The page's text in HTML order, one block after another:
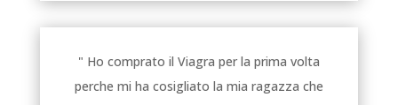
" Ho comprato il Viagra per la prima volta
perche mi ha cosigliato la mia ragazza che